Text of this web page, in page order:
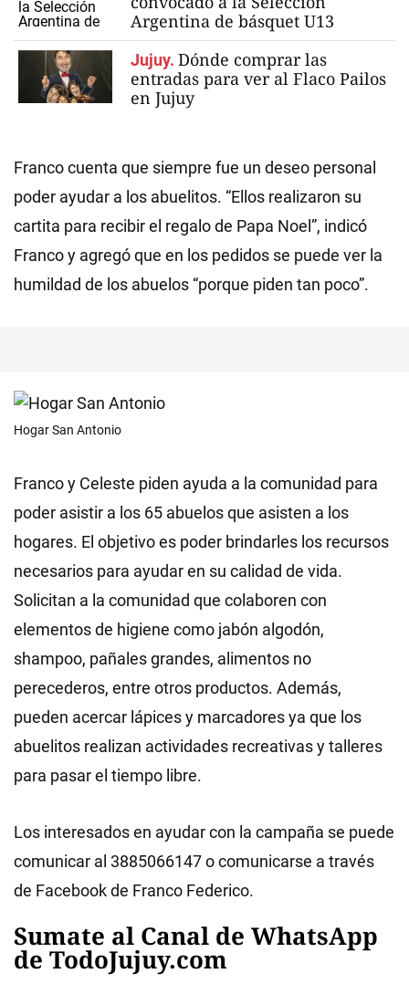
Argentina de básquet U13
Jujuy. Dónde comprar las
entradas para ver al Flaco Pailos
en Jujuy
Franco cuenta que siempre fue un deseo personal
poder ayudar a los abuelitos. “Ellos realizaron su
cartita para recibir el regalo de Papa Noel”, indicó
Franco y agregó que en los pedidos se puede ver la
humildad de los abuelos “porque piden tan poco”.
Hogar San Antonio
Franco y Celeste piden ayuda a la comunidad para
poder asistir a los 65 abuelos que asisten a los
hogares. El objetivo es poder brindarles los recursos
necesarios para ayudar en su calidad de vida.
Solicitan a la comunidad que colaboren con
elementos de higiene como jabón algodón,
shampoo, pañales grandes, alimentos no
perecederos, entre otros productos. Además,
pueden acercar lápices y marcadores ya que los
abuelitos realizan actividades recreativas y talleres
para pasar el tiempo libre.
Los interesados en ayudar con la campaña se puede
comunicar al 3885066147 o comunicarse a través
de Facebook de Franco Federico.
Sumate al Canal de WhatsApp
de TodoJujuy.com